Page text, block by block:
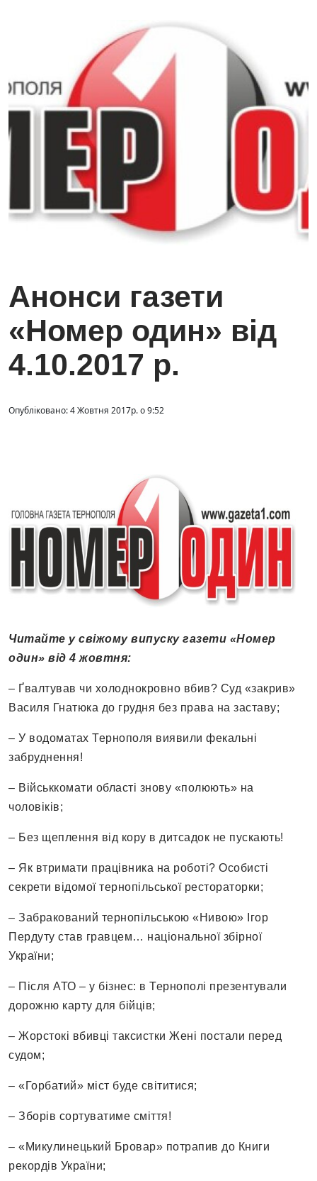
Анонси газети
«Номер один» від
4.10.2017 р.
Опубліковано: 4 Жовтня 2017р. о 9:52
Читайте у свіжому випуску газети «Номер
один» від 4 жовтня:
– Ґвалтував чи холоднокровно вбив? Суд «закрив»
Василя Гнатюка до грудня без права на заставу;
– У водоматах Тернополя виявили фекальні
забруднення!
– Військкомати області знову «полюють» на
чоловіків;
– Без щеплення від кору в дитсадок не пускають!
– Як втримати працівника на роботі? Особисті
секрети відомої тернопільської рестораторки;
– Забракований тернопільською «Нивою» Ігор
Пердуту став гравцем… національної збірної
України;
– Після АТО – у бізнес: в Тернополі презентували
дорожню карту для бійців;
– Жорстокі вбивці таксистки Жені постали перед
судом;
– «Горбатий» міст буде світитися;
– Зборів сортуватиме сміття!
– «Микулинецький Бровар» потрапив до Книги
рекордів України;